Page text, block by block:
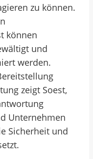
zu können.
können
und
werden.
zeigt Soest,
Unternehmen
Sicherheit und